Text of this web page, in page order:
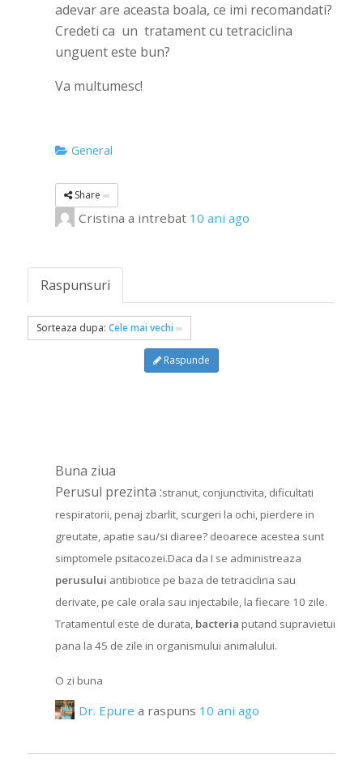
adevar are aceasta boala, ce imi recomandati?
Credeti ca un tratament cu tetraciclina
unguent este bun?
Va multumesc!
General
Share
Cristina a intrebat 10 ani ago
Raspunsuri
Sorteaza dupa: Cele mai vechi
Raspunde
Buna ziua
Perusul prezinta :stranut, conjunctivita, dificultati
respiratorii, penaj zbarlit, scurgeri la ochi, pierdere in
greutate, apatie sau/si diaree? deoarece acestea sunt
simptomele psitacozei.Daca da I se administreaza
perusului antibiotice pe baza de tetraciclina sau
derivate, pe cale orala sau injectabile, la fiecare 10 zile.
Tratamentul este de durata, bacteria putand supravietui
pana la 45 de zile in organismului animalului.
O zi buna
Dr. Epure a raspuns 10 ani ago